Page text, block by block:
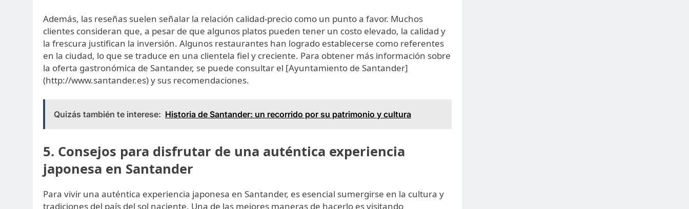
Además, las reseñas suelen señalar la relación calidad-precio como un punto a favor. Muchos
clientes consideran que, a pesar de que algunos platos pueden tener un costo elevado, la calidad y
la frescura justifican la inversión. Algunos restaurantes han logrado establecerse como referentes
en la ciudad, lo que se traduce en una clientela fiel y creciente. Para obtener más información sobre
la oferta gastronómica de Santander, se puede consultar el [Ayuntamiento de Santander]
(http://www.santander.es) y sus recomendaciones.
Quizás también te interese: Historia de Santander: un recorrido por su patrimonio y cultura
5. Consejos para disfrutar de una auténtica experiencia
japonesa en Santander
Para vivir una auténtica experiencia japonesa en Santander, es esencial sumergirse en la cultura y
tradiciones del país del sol naciente. Una de las mejores maneras de hacerlo es visitando